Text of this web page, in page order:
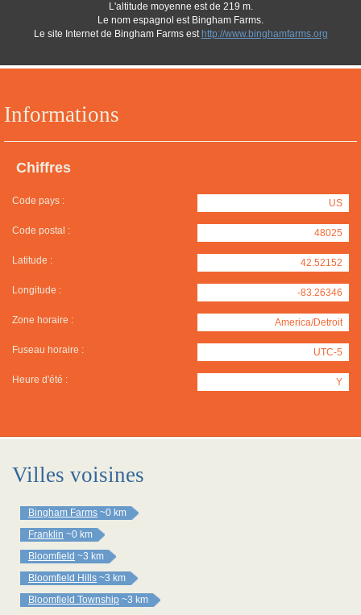
Informations
Chiffres
Code pays : US
Code postal : 48025
Latitude : 42.52152
Longitude : -83.26346
Zone horaire : America/Detroit
Fuseau horaire : UTC-5
Heure d'été : Y
L'altitude moyenne est de 219 m.
Le nom espagnol est Bingham Farms.
Le site Internet de Bingham Farms est http://www.binghamfarms.org
Villes voisines
Bingham Farms ~0 km
Franklin ~0 km
Bloomfield ~3 km
Bloomfield Hills ~3 km
Bloomfield Township ~3 km